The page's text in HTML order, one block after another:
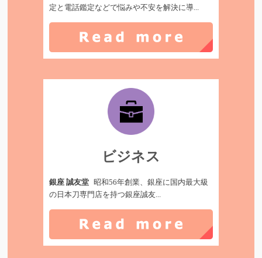
定と電話鑑定などで悩みや不安を解決に導...
ビジネス
銀座 誠友堂
昭和56年創業、銀座に国内最大級
の日本刀専門店を持つ銀座誠友...